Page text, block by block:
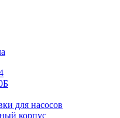
для насосов
корпус